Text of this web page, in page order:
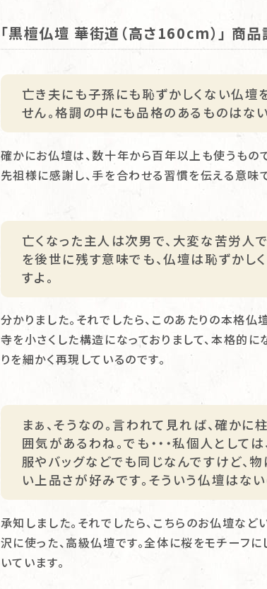
「黒檀仏壇 華街道（高さ160cm）」 商
亡き夫にも子孫にも恥ずかしくない仏壇
せん。格調の中にも品格のあるものはない
確かにお仏壇は、数十年から百年以上も使うもの
先祖様に感謝し、手を合わせる習慣を伝える意味
亡くなった主人は次男で、大変な苦労人
を後世に残す意味でも、仏壇は恥ずかし
すよ。
分かりました。それでしたら、このあたりの本格仏
寺を小さくした構造になっておりまして、本格的
りを細かく再現しているのです。
まぁ、そうなの。言われて見れば、確か
囲気があるわね。でも・・・私個人として
服やバッグなどでも同じなんですけど、
い上品さが好みです。そういう仏壇はない
承知しました。それでしたら、こちらのお仏壇な
沢に使った、高級仏壇です。全体に桜をモチーフ
いています。